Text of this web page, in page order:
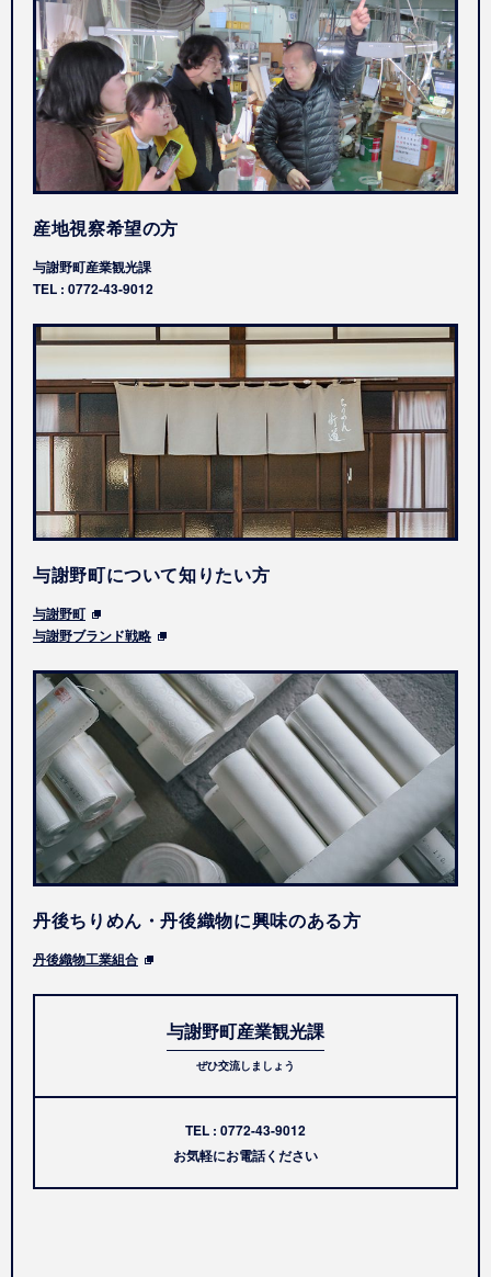
産地視察希望の方
与謝野町産業観光課
TEL : 0772-43-9012
与謝野町について知りたい方
与謝野町
与謝野ブランド戦略
丹後ちりめん・丹後織物に興味のある方
丹後織物工業組合
与謝野町産業観光課
ぜひ交流しましょう
TEL : 0772-43-9012
お気軽にお電話ください